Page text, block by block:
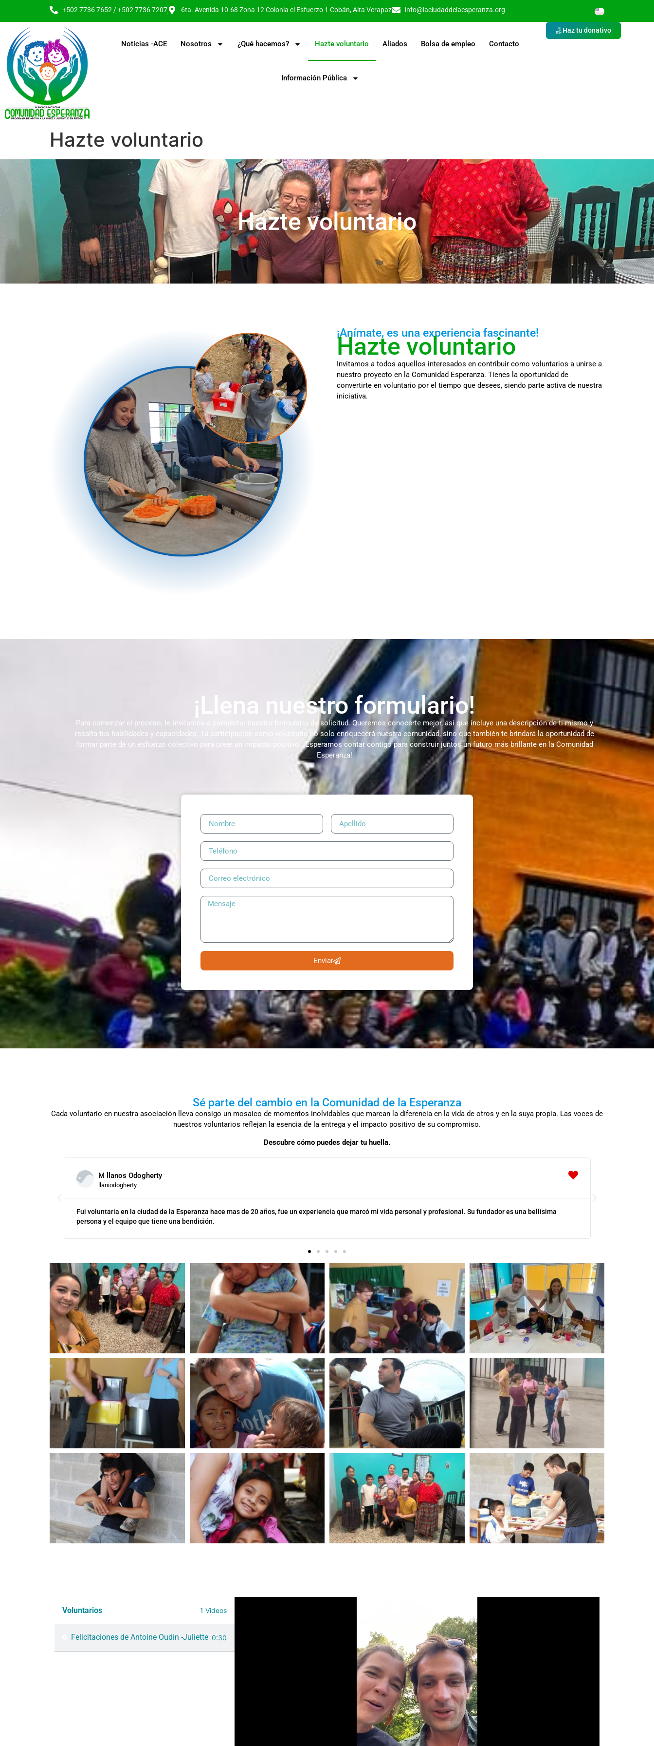
+502 7736 7652 / +502 7736 7207 6ta. Avenida 10-68 Zona 12 Colonia el Esfuerzo 1 Cobán, Alta Verapaz info@laciudaddelaesperanza.org
Noticias -ACE Nosotros ¿Qué hacemos? Hazte voluntario Aliados Bolsa de empleo Contacto
Información Pública
Haz tu donativo
Hazte voluntario
Hazte voluntario
¡Anímate, es una experiencia fascinante!
Hazte voluntario
Invitamos a todos aquellos interesados en contribuir como voluntarios a unirse a
nuestro proyecto en la Comunidad Esperanza. Tienes la oportunidad de
convertirte en voluntario por el tiempo que desees, siendo parte activa de nuestra
iniciativa.
¡Llena nuestro formulario!
Para comenzar el proceso, te invitamos a completar nuestro formulario de solicitud. Queremos conocerte mejor, así que incluye una descripción de ti mismo y
resalta tus habilidades y capacidades. Tu participación como voluntario no solo enriquecerá nuestra comunidad, sino que también te brindará la oportunidad de
formar parte de un esfuerzo colectivo para crear un impacto positivo. ¡Esperamos contar contigo para construir juntos un futuro más brillante en la Comunidad
Esperanza!
Enviar
Sé parte del cambio en la Comunidad de la Esperanza
Cada voluntario en nuestra asociación lleva consigo un mosaico de momentos inolvidables que marcan la diferencia en la vida de otros y en la suya propia. Las voces de
nuestros voluntarios reflejan la esencia de la entrega y el impacto positivo de su compromiso.
Descubre cómo puedes dejar tu huella.
M llanos Odogherty
llaniodogherty
Fui voluntaria en la ciudad de la Esperanza hace mas de 20 años, fue un experiencia que marcó mi vida personal y profesional. Su fundador es una bellísima
persona y el equipo que tiene una bendición.
Voluntarios 1 Videos
Felicitaciones de Antoine Oudin -Juliette Oudin
0:30